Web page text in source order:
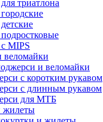
триатлона
MIPS
веломайки
и веломайки
с коротким рукавом
с длинным рукавом
для МТБ
жилеты